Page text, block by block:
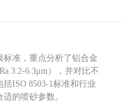
准，重点分析了铝合金
3.2-6.3μm），并对比不
ISO 8503-1标准和行业
的喷砂参数。